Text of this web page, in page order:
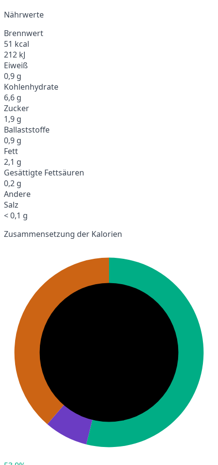
Nährwerte
Brennwert
51 kcal
212 kJ
Eiweiß
0,9 g
Kohlenhydrate
6,6 g
Zucker
1,9 g
Ballaststoffe
0,9 g
Fett
2,1 g
Gesättigte Fettsäuren
0,2 g
Andere
Salz
< 0,1 g
Zusammensetzung der Kalorien